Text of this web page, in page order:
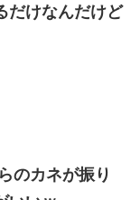
だけなんだけど
のカネが振り